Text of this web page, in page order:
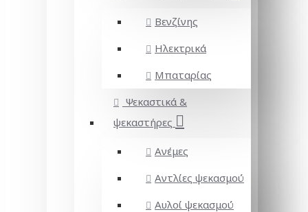
Βενζίνης
Ηλεκτρικά
Μπαταρίας
Ψεκαστικά &
ψεκαστήρες
Ανέμες
Αντλίες ψεκασμού
Αυλοί ψεκασμού